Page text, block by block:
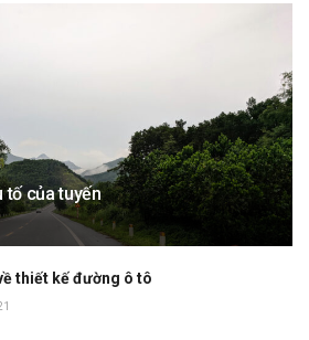
tố của tuyến
thiết kế đường ô tô